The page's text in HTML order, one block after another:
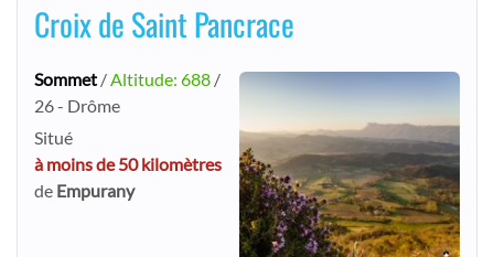
Croix de Saint Pancrace
Sommet /Altitude: 688 /
26 - Drôme
Situé
à moins de 50 kilomètres
de Empurany